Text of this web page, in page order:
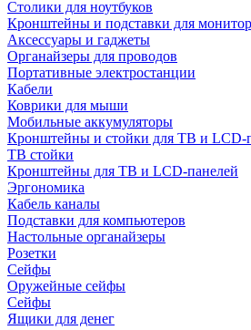
Столики для ноутбуков
Кронштейны и подставки для
Аксессуары и гаджеты
Органайзеры для проводов
Портативные электростанции
Кабели
Коврики для мыши
Мобильные аккумуляторы
Кронштейны и стойки для ТВ и LCD-
ТВ стойки
Кронштейны для ТВ и LCD-панелей
Эргономика
Кабель каналы
Подставки для компьютеров
Настольные органайзеры
Розетки
Сейфы
Оружейные сейфы
Сейфы
Ящики для денег